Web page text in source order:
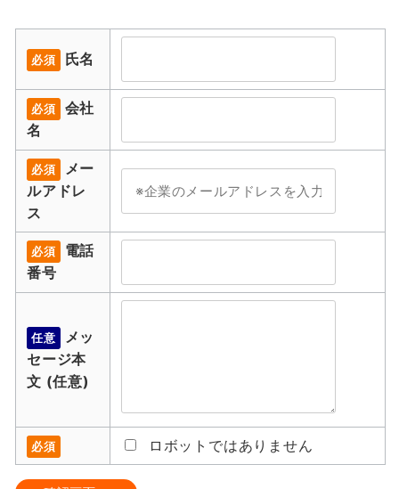
必須 氏名
必須
会社
名
必須
メー
ルアドレ
ス
必須
電話
番号
任意
メッ
セージ本
文 (任意)
必須 ロボットではありません